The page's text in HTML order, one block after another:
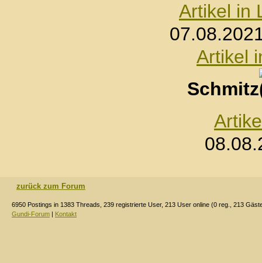
Artikel in
Artikel
Schmitz
zurück zum Forum
6950 Postings in 1383 Threads, 239 registrierte User, 213 User online (0 reg., 213
Gundi-Forum | Kontakt